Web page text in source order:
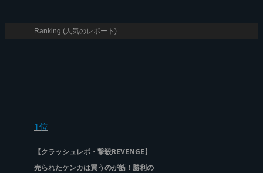
Ranking (人気のレポート)
1位
【クラッシュレポ・撃殺REVENGE】
売られたケンカは買うのが筋！勝利の